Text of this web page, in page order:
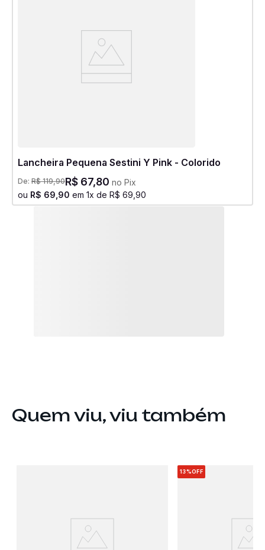
Lancheira Pequena Sestini Y Pink - Colorido
De: R$ 119,90R$ 67,80 no Pix
ou R$ 69 90 em 1x de R$ 69 90
Quem viu, viu também
13%OFF